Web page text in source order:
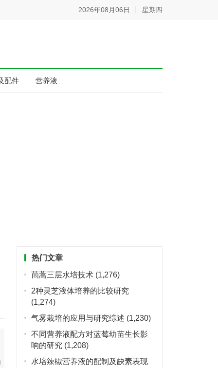
2026年08月06日 星期四
配件 营养液
热门文章
茼蒿三层水培技术 (1,276)
2种灵芝液体培养的比较研究
(1,274)
气雾栽培的应用与研究综述 (1,230)
不同营养液配方对蓝莓幼苗生长影
响的研究 (1,208)
水培辣椒营养液的配制及缺素表现